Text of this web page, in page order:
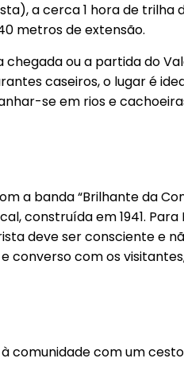
a cerca 1 hora de trilha
metros de extensão.
ou a partida do
caseiros, o lugar é
se em rios e
a banda “Brilhante da
construída em 1941.
deve ser consciente e
converso com os
comunidade com um